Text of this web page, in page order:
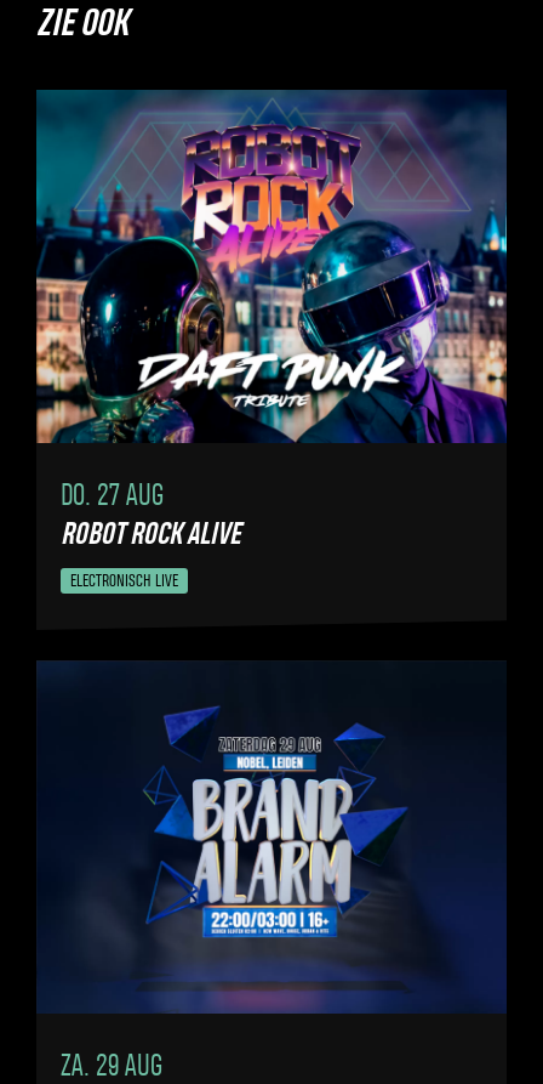
ZIE OOK
DO. 27 AUG
ROBOT ROCK ALIVE
ELECTRONISCH LIVE
ZA. 29 AUG